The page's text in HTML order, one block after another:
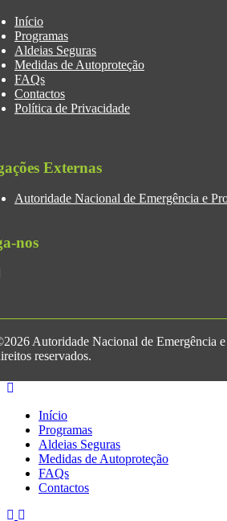
Início
Programas
Aldeias Seguras
Medidas de Autoproteção
FAQs
Contactos
Política de Privacidade
Externas
Autoridade Nacional de Emergência e
nos
Autoridade Nacional de Emergência
reservados.
Início
Programas
Aldeias Seguras
Medidas de Autoproteção
FAQs
Contactos